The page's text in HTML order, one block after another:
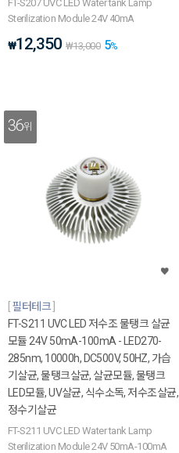
FT-S207 UVC LED Water tank Lamp
Sterilization Module 24V 40mA
₩12,350 ₩13,000 5%
36위
필터테크
FT-S211 UVC LED 저수조 물탱크 살균
모듈 24V 50mA-100mA - LED270-
285nm, 10000h, DC500V, 50HZ, 가습
기살균, 물탱크살균, 살균모듈, 물탱크
LED모듈, UV살균, 식수소독, 저수조살균,
정수기살균
FT-S211 UVC LED Water tank Lamp
Sterilization Module 24V 50mA-100mA